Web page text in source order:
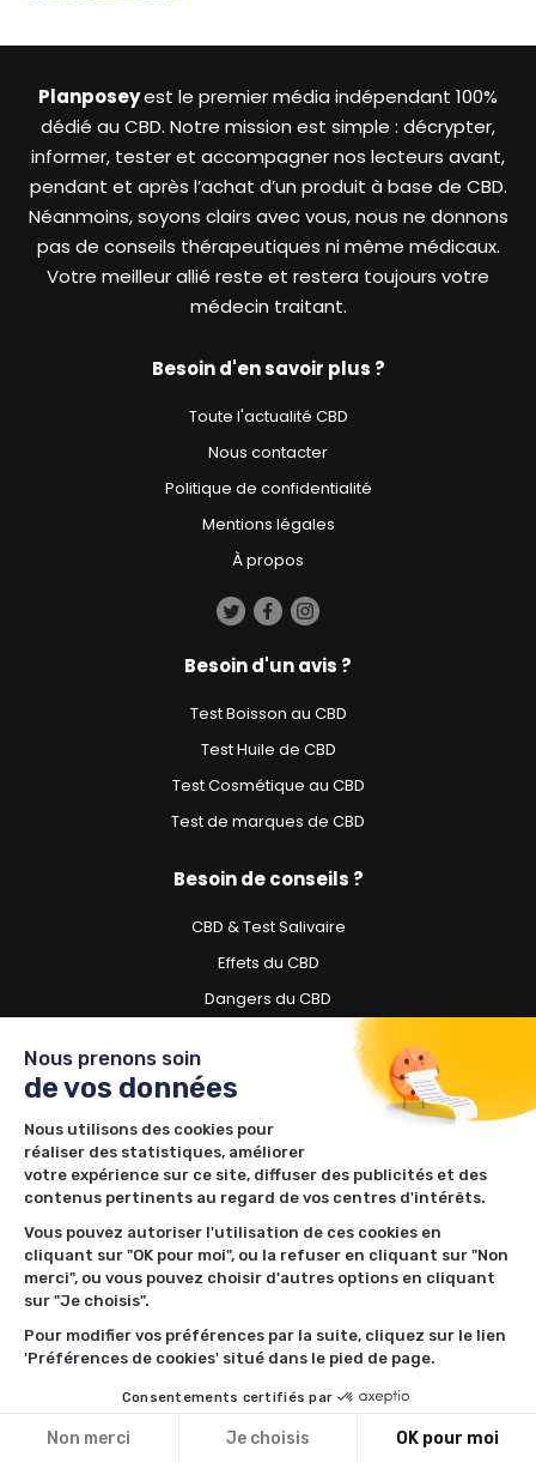
Planposeyest le premier média indépendant 100%
dédié au CBD. Notre mission est simple : décrypter,
informer, tester et accompagner nos lecteurs avant,
pendant et après l’achat d’un produit à base de CBD.
Néanmoins, soyons clairs avec vous, nous ne donnons
pas de conseils thérapeutiques ni même médicaux.
Votre meilleur allié reste et restera toujours votre
médecin traitant.
Besoin d'en savoir plus ?
Toute l'actualité CBD
Nous contacter
Politique de confidentialité
Mentions légales
À propos
Besoin d'un avis ?
Test Boisson au CBD
Test Huile de CBD
Test Cosmétique au CBD
Test de marques de CBD
Besoin de conseils ?
CBD & Test Salivaire
Effets du CBD
Dangers du CBD
CBD en pharmacie
CBD pour chien
Besoin d'acheter du CBD ?
Boutiques CBD à Toulouse
Boutiques CBD à Nantes
Boutiques CBD à Rennes
Boutiques CBD à Bordeaux
Nous prenons soin
de vos données
Nous utilisons des cookies pour
réaliser des statistiques, améliorer
votre expérience sur ce site, diffuser des publicités et des
contenus pertinents au regard de vos centres d'intérêts.
Vous pouvez autoriser l'utilisation de ces cookies en
cliquant sur "OK pour moi", ou la refuser en cliquant sur "Non
merci", ou vous pouvez choisir d'autres options en cliquant
sur "Je choisis".
Pour modifier vos préférences par la suite, cliquez sur le lien
'Préférences de cookies' situé dans le pied de page.
Consentements certifiés par
Non merci Je choisis OK pour moi